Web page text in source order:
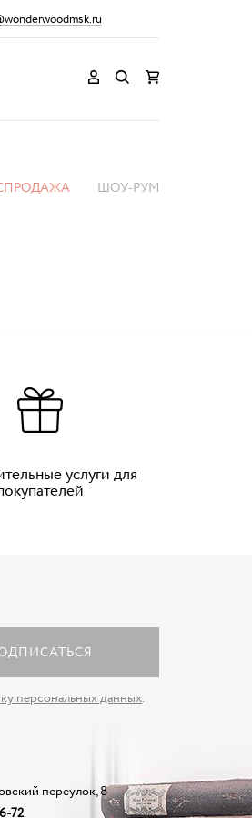
ШОУ-РУМ
услуги для
персональных данных.
переулок, 8
72